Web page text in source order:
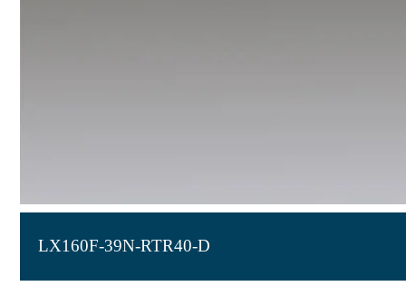
LX160F-39N-RTR40-D